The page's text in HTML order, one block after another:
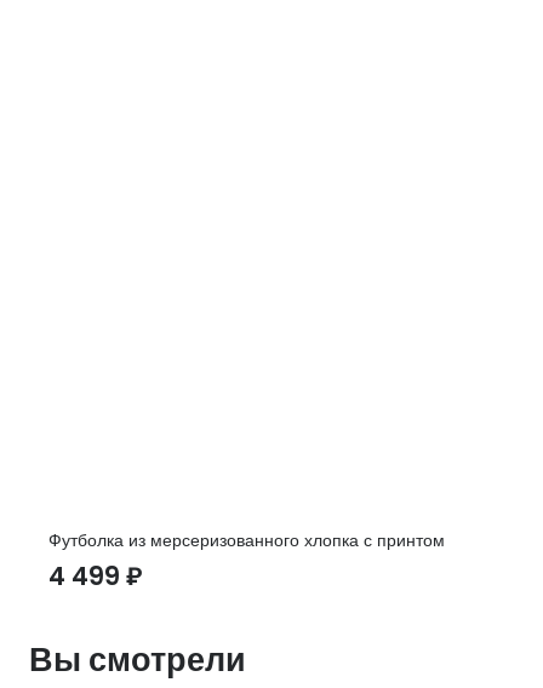
Футболка из мерсеризованного хлопка с принтом
4 499 ₽
Вы смотрели